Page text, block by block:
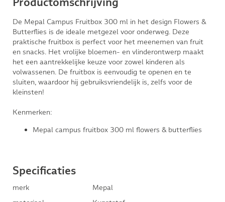
Productomschrijving
De Mepal Campus Fruitbox 300 ml in het design Flowers &
Butterflies is de ideale metgezel voor onderweg. Deze
praktische fruitbox is perfect voor het meenemen van fruit
en snacks. Het vrolijke bloemen- en vlinderontwerp maakt
het een aantrekkelijke keuze voor zowel kinderen als
volwassenen. De fruitbox is eenvoudig te openen en te
sluiten, waardoor hij gebruiksvriendelijk is, zelfs voor de
kleinsten!
Kenmerken:
Mepal campus fruitbox 300 ml flowers & butterflies
Specificaties
merk
Mepal